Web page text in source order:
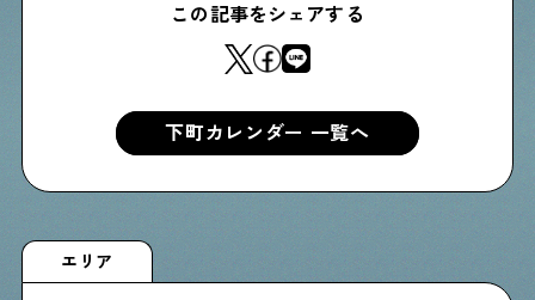
この記事をシェアする
下町カレンダー 一覧へ
エリア